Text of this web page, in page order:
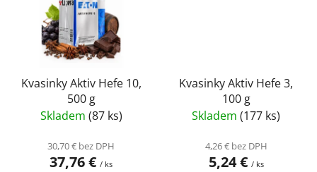
Kvasinky Aktiv Hefe 10,
500 g
Skladem (87 ks)
30,70 € bez DPH
37,76 € / ks
Kvasinky Aktiv Hefe 3,
100 g
Skladem (177 ks)
4,26 € bez DPH
5,24 € / ks